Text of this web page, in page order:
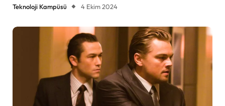
Teknoloji Kampüsü 4 Ekim 2024